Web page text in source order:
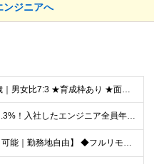
ンジニアへ
★平均年齢28歳｜男女比7:3 ★育成枠あり ★面接1回スピード選考 ★20代～30代活躍中 ★学歴不問 ＼日常的にAIを活用している方は大歓迎！／ ◎経験者 何らかの開発・設計構築の経験をお持ち
◎還元率83~93.3%！入社したエンジニア全員年収UP（平均160万円UP/平均月給45万円） ◎上昇還元率制・単価連動型⇒会社利益は最大10万円！残り全てを還元 ◎平均月単価は67万円 月給40
【フルリモート可能｜勤務地自由】 ◆フルリモート多数！全国どこでも、好きな場所で働ける ◆UIターン歓迎！転勤なし ◆リモートワーク／出社も自由に選べる 【本社】 〒155-0032 東京都世田谷区